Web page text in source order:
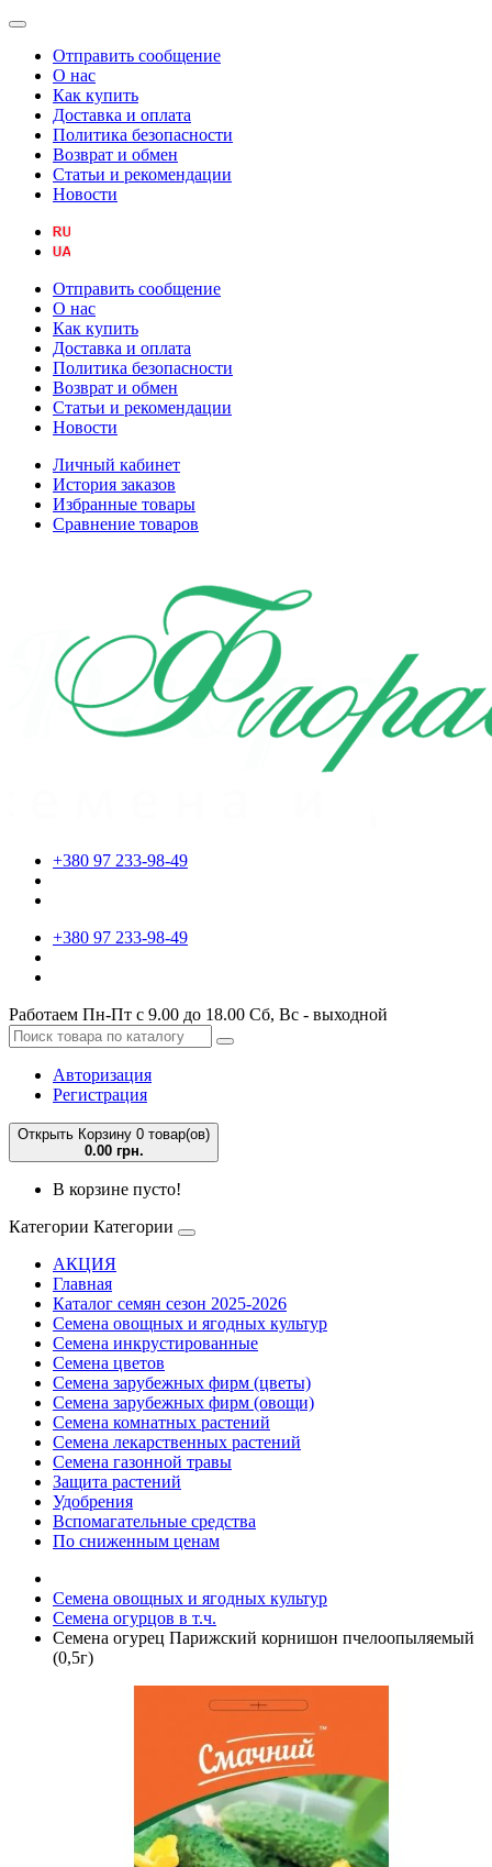
Отправить сообщение
О нас
Как купить
Доставка и оплата
Политика безопасности
Возврат и обмен
Статьи и рекомендации
Новости
Отправить сообщение
О нас
Как купить
Доставка и оплата
Политика безопасности
Возврат и обмен
Статьи и рекомендации
Новости
Личный кабинет
История заказов
Избранные товары
Сравнение товаров
+380 97 233-98-49
+380 97 233-98-49
Работаем Пн-Пт с 9.00 до 18.00 Сб, Вс - выходной
Авторизация
Регистрация
Открыть Корзину 0 товар(ов)
0.00 грн.
В корзине пусто!
Категории Категории
АКЦИЯ
Главная
Каталог семян сезон 2025-2026
Семена овощных и ягодных культур
Семена инкрустированные
Семена цветов
Семена зарубежных фирм (цветы)
Семена зарубежных фирм (овощи)
Семена комнатных растений
Семена лекарственных растений
Семена газонной травы
Защита растений
Удобрения
Вспомагательные средства
По сниженным ценам
Семена овощных и ягодных культур
Семена огурцов в т.ч.
Семена огурец Парижский корнишон пчелоопыляемый
(0,5г)